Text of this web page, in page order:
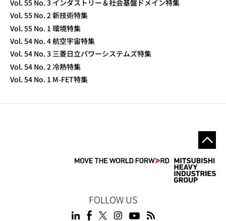
Vol. 55 No. 3 インダストリー＆社会基盤ドメイン特集
Vol. 55 No. 2 新技術特集
Vol. 55 No. 1 環境特集
Vol. 54 No. 4 航空宇宙特集
Vol. 54 No. 3 三菱日立パワーシステムズ特集
Vol. 54 No. 2 冷熱特集
Vol. 54 No. 1 M-FET特集
FOLLOW US